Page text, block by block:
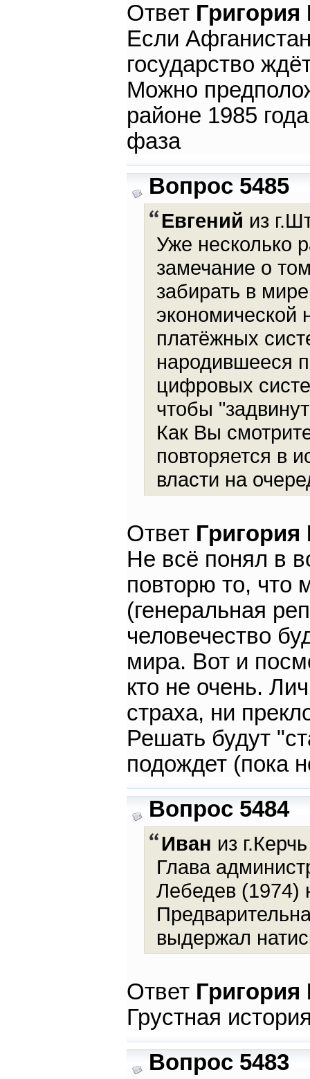
Ответ
Если
государство
Можно
районе 1985
фаза
Вопрос 5485
Евгений из
Уже несколько
замечание о
забирать в
экономической
платёжных
народившееся
цифровых
чтобы
Как Вы
повторяется в
власти на
Ответ
Не всё понял в
повторю то, что
(генеральная
человечество
мира. Вот и
кто не очень.
страха, ни
Решать будут
подождет (пока
Вопрос 5484
Иван из
Глава
Лебедев (1974)
выдержал
Ответ
Грустная
Вопрос 5483